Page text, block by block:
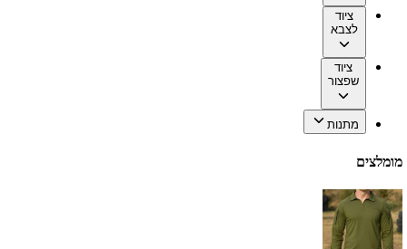
ציוד
לצבא
ציוד
שפצור
מתנות
מומלצים